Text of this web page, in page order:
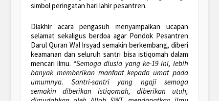
simbol peringatan hari lahir pesantren.
Diakhir acara pengasuh menyampaikan ucapan
selamat sekaligus berdoa agar Pondok Pesantren
Darul Quran Wal Irsyad semakin berkembang, diberi
keamanan dan seluruh santri bisa istiqomah dalam
mencari ilmu. “Semoga diusia yang ke-19 ini, lebih
banyak memberikan manfaat kepada umat pada
umumnya. Santri-santri yang ngaji semoga
semakin diberikan istiqomah, diberikan utuh,